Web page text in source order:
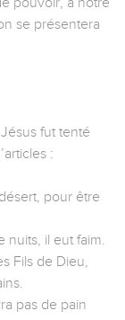
se présentera
fut tenté
:
pour être
nuits, il eut faim.
Fils de Dieu,
pas de pain